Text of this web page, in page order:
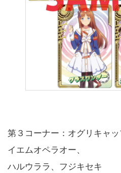
第３コーナー：オグリキャ
イエムオペラオー、
ハルウララ、フジキセキ